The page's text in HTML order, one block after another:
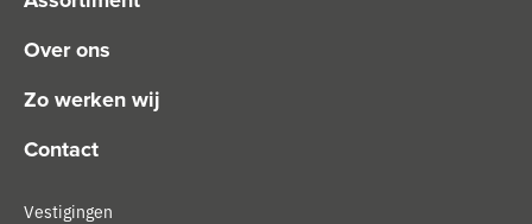
Over ons
Zo werken wij
Contact
Vestigingen